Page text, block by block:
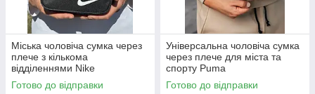
Міська чоловіча сумка через
плече з кількома
відділеннями Nike
Готово до відправки
Універсальна чоловіча сумка
через плече для міста та
спорту Puma
Готово до відправки